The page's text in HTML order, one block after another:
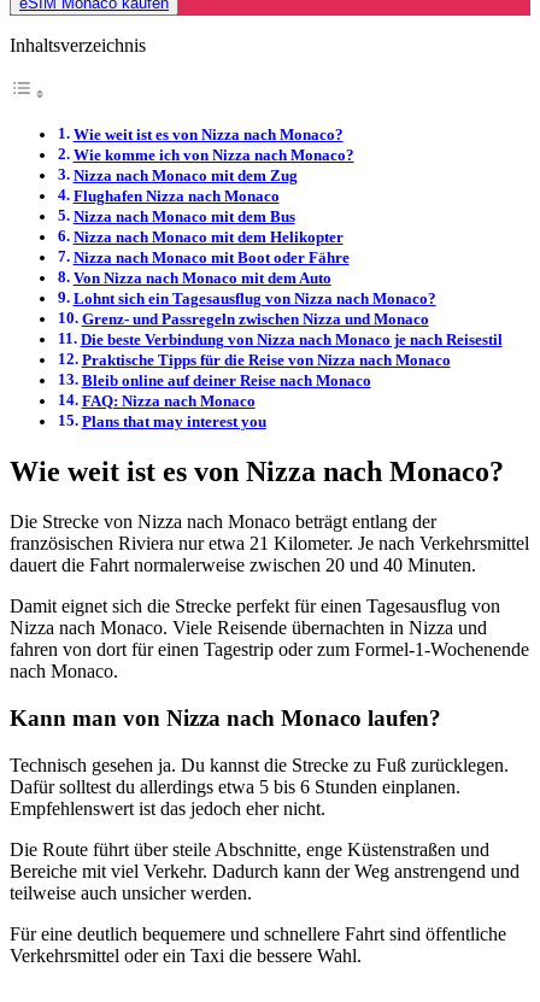
Inhaltsverzeichnis
Wie weit ist es von Nizza nach Monaco?
Wie komme ich von Nizza nach Monaco?
Nizza nach Monaco mit dem Zug
Flughafen Nizza nach Monaco
Nizza nach Monaco mit dem Bus
Nizza nach Monaco mit dem Helikopter
Nizza nach Monaco mit Boot oder Fähre
Von Nizza nach Monaco mit dem Auto
Lohnt sich ein Tagesausflug von Nizza nach Monaco?
Grenz- und Passregeln zwischen Nizza und Monaco
Die beste Verbindung von Nizza nach Monaco je nach Reisestil
Praktische Tipps für die Reise von Nizza nach Monaco
Bleib online auf deiner Reise nach Monaco
FAQ: Nizza nach Monaco
Plans that may interest you
Wie weit ist es von Nizza nach Monaco?
Die Strecke von Nizza nach Monaco beträgt entlang der
französischen Riviera nur etwa 21 Kilometer. Je nach Verkehrsmittel
dauert die Fahrt normalerweise zwischen 20 und 40 Minuten.
Damit eignet sich die Strecke perfekt für einen Tagesausflug von
Nizza nach Monaco. Viele Reisende übernachten in Nizza und
fahren von dort für einen Tagestrip oder zum Formel-1-Wochenende
nach Monaco.
Kann man von Nizza nach Monaco laufen?
Technisch gesehen ja. Du kannst die Strecke zu Fuß zurücklegen.
Dafür solltest du allerdings etwa 5 bis 6 Stunden einplanen.
Empfehlenswert ist das jedoch eher nicht.
Die Route führt über steile Abschnitte, enge Küstenstraßen und
Bereiche mit viel Verkehr. Dadurch kann der Weg anstrengend und
teilweise auch unsicher werden.
Für eine deutlich bequemere und schnellere Fahrt sind öffentliche
Verkehrsmittel oder ein Taxi die bessere Wahl.